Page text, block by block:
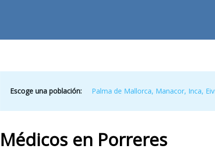
Escoge una población: Palma de Mallorca, Manacor, Inca,
Médicos en Porreres